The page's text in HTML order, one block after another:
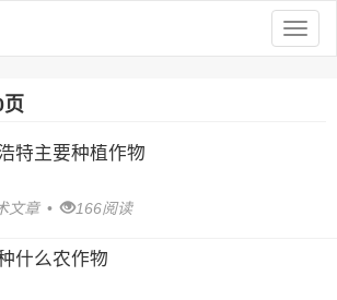
特主要种植作物
文章 • 166阅读
什么农作物